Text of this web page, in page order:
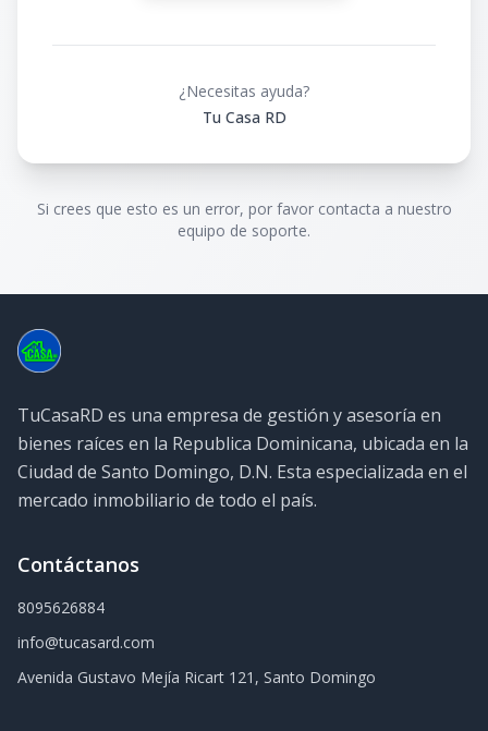
¿Necesitas ayuda?
Tu Casa RD
Si crees que esto es un error, por favor contacta a nuestro
equipo de soporte.
TuCasaRD es una empresa de gestión y asesoría en
bienes raíces en la Republica Dominicana, ubicada en la
Ciudad de Santo Domingo, D.N. Esta especializada en el
mercado inmobiliario de todo el país.
Contáctanos
8095626884
info@tucasard.com
Avenida Gustavo Mejía Ricart 121, Santo Domingo